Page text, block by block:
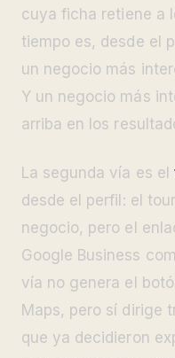
cuya ficha retiene a
tiempo es, desde el
un negocio más
Y un negocio más
arriba en los
La segunda vía es el
desde el perfil: el
negocio, pero el
Google Business
vía no genera el
Maps, pero sí dirige
que ya decidieron